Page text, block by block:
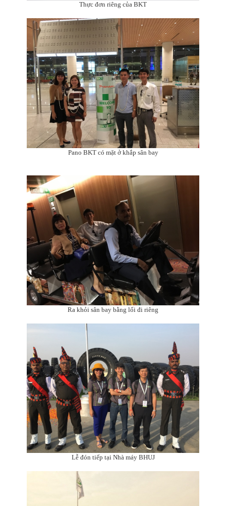
Thực đơn riêng của BKT
Pano BKT có mặt ở khắp sân bay
Ra khỏi sân bay bằng lối đi riêng
Lễ đón tiếp tại Nhà máy BHUJ